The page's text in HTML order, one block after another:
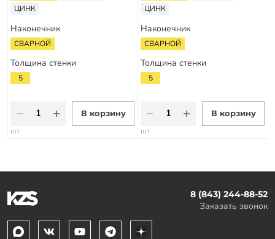
ЦИНК
Наконечник
СВАРНОЙ
Толщина стенки
5
В корзину
шт
ЦИНК
Наконечник
СВАРНОЙ
Толщина стенки
5
В корзину
шт
8 (843) 244-88-52
Заказать звонок